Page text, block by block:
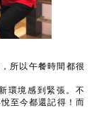
所以午餐時間都很
環境感到緊張。不
至今都還記得！而